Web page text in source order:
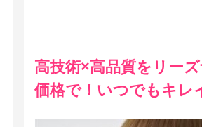
高技術×高品質をリー
価格で！いつでもキレ